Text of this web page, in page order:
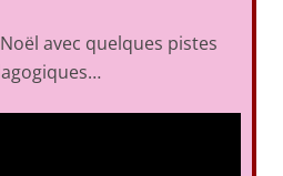
avec quelques pistes